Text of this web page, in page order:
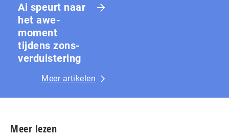
Ai speurt naar
het awe-
moment
tijdens zons­
ver­duis­te­ring
Meer artikelen
Meer lezen